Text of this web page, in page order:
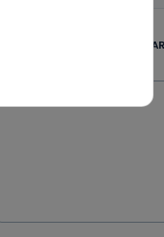
oraz
od
DODAJ SWÓJ